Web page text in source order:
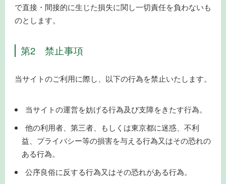
で直接・間接的に生じた損失に関し一切責任を負わないも
のとします。
第2 禁止事項
当サイトのご利用に際し、以下の行為を禁止いたします。
当サイトの運営を妨げる行為及び支障をきたす行為。
他の利用者、第三者、もしくは東京都に迷惑、不利
益、プライバシー等の損害を与える行為又はその恐れの
ある行為。
公序良俗に反する行為又はその恐れがある行為。